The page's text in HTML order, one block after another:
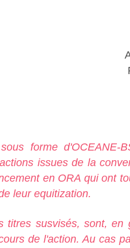
forme d'OCEANE-
issues de la
en ORA qui ont
leur equitization.
susvisés, sont,
de l'action. Au cas